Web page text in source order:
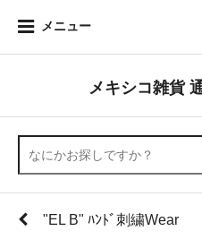
メニュー
メキシコ雑貨
"EL B" ﾊﾝﾄﾞ刺繍Wear